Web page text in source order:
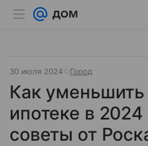
30 июля 2024 Город
Как уменьшить
ипотеке в 2024
советы от